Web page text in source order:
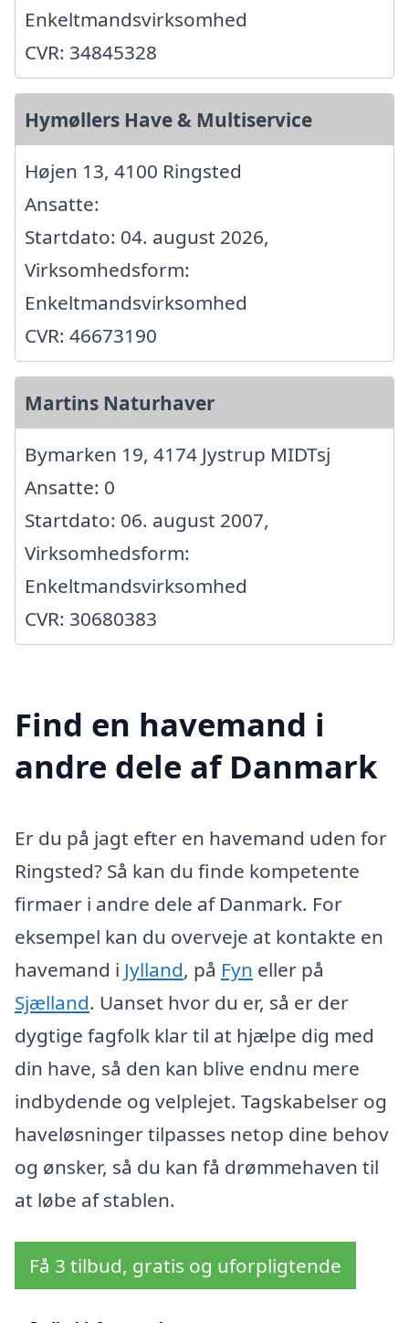
Enkeltmandsvirksomhed
CVR: 34845328
Hymøllers Have & Multiservice
Højen 13, 4100 Ringsted
Ansatte:
Startdato: 04. august 2026,
Virksomhedsform:
Enkeltmandsvirksomhed
CVR: 46673190
Martins Naturhaver
Bymarken 19, 4174 Jystrup MIDTsj
Ansatte: 0
Startdato: 06. august 2007,
Virksomhedsform:
Enkeltmandsvirksomhed
CVR: 30680383
Find en havemand i
andre dele af Danmark
Er du på jagt efter en havemand uden for
Ringsted? Så kan du finde kompetente
firmaer i andre dele af Danmark. For
eksempel kan du overveje at kontakte en
havemand i Jylland, på Fyn eller på
Sjælland. Uanset hvor du er, så er der
dygtige fagfolk klar til at hjælpe dig med
din have, så den kan blive endnu mere
indbydende og velplejet. Tagskabelser og
haveløsninger tilpasses netop dine behov
og ønsker, så du kan få drømmehaven til
at løbe af stablen.
Få 3 tilbud, gratis og uforpligtende